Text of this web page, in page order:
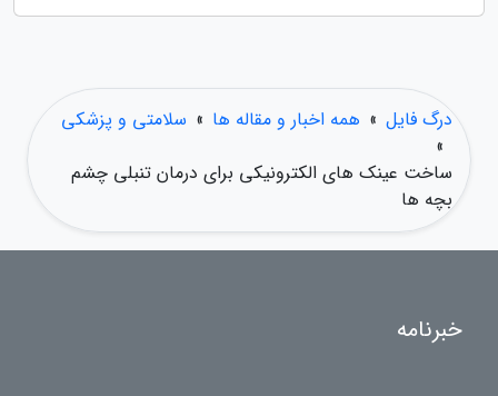
درگ فایل » همه اخبار و مقاله ها » سلامتی و پزشکی
»
ساخت عینک های الکترونیکی برای درمان تنبلی چشم
بچه ها
خبرنامه